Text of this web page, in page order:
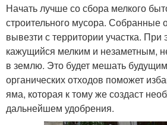
Начать лучше со сбора мелкого
строительного мусора. Собранные
вывезти с территории участка.
кажущийся мелким и незаметным,
в землю. Это будет мешать
органических отходов поможет
яма, которая к тому же создаст
дальнейшем удобрения.